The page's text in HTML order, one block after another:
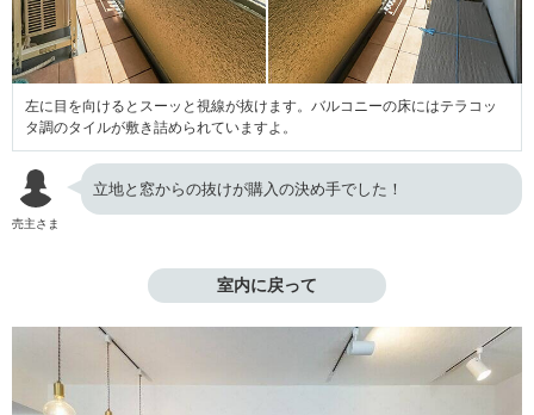
左に目を向けるとスーッと視線が抜けます。バルコニーの床にはテラコッ
タ調のタイルが敷き詰められていますよ。
売主さま
立地と窓からの抜けが購入の決め手でした！
室内に戻って